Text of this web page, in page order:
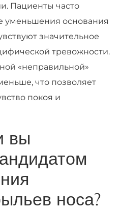
Пациенты часто
уменьшения основания
значительное
тревожности.
«неправильной»
что позволяет
покоя и
вы
носа?